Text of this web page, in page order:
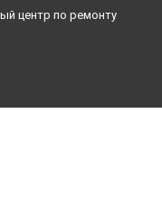
машины
центр по ремонту